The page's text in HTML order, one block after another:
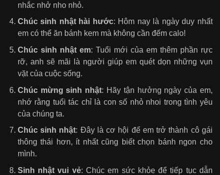
nhắc nhở nho nhỏ.
Chúc sinh nhật hài hước: Hôm nay là ngày duy nhất
em có thể ăn bánh kem mà không cần đếm calo!
Chúc sinh nhật em: Tuổi mới của em thêm phần rực
rỡ, anh sẽ mãi là người giúp em quét dọn những vụn
vặt của cuộc sống.
Chúc mừng sinh nhật: Hãy tận hưởng ngày của em,
nhớ rằng tuổi tác chỉ là con số nhỏ nhoi trong tình yêu
của chúng ta.
Chúc sinh nhật: Đây là cơ hội để em trở thành cô gái
thông thái hơn, ít nhất cũng biết chọn bánh ngon cho
mình.
Sinh nhật vui vẻ: Chúc em sức khỏe để tiếp tục dẫn